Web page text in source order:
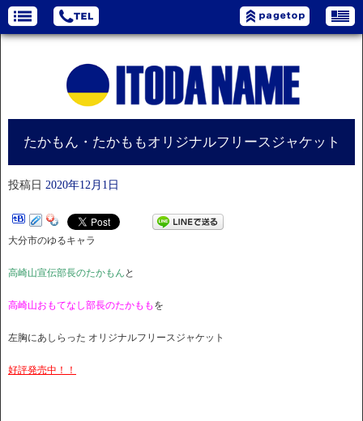
たかもん・たかももオリジナルフリースジャケット
投稿日 2020年12月1日
大分市のゆるキャラ
高崎山宣伝部長のたかもん と
高崎山おもてなし部長のたかもも を
左胸にあしらった オリジナルフリースジャケット
好評発売中！！